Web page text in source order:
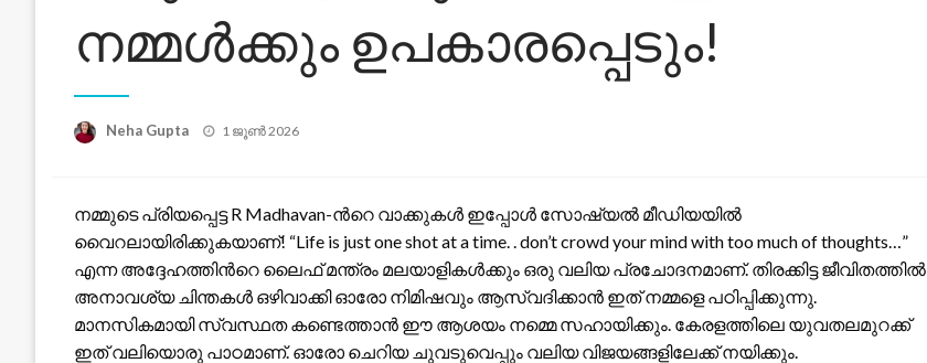
നമ്മൾക്കും ഉപകാരപ്പെടും!
Neha Gupta
Posted
1 ജൂൺ 2026
നമ്മുടെ പ്രിയപ്പെട്ട R Madhavan-ന്‍റെ വാക്കുകൾ ഇപ്പോൾ സോഷ്യൽ മീഡിയയിൽ
വൈറലായിരിക്കുകയാണ്! “Life is just one shot at a time. . don’t crowd your mind with too much of thoughts…”
എന്ന അദ്ദേഹത്തിന്‍റെ ലൈഫ് മന്ത്രം മലയാളികൾക്കും ഒരു വലിയ പ്രചോദനമാണ്. തിരക്കിട്ട ജീവിതത്തിൽ
അനാവശ്യ ചിന്തകൾ ഒഴിവാക്കി ഓരോ നിമിഷവും ആസ്വദിക്കാൻ ഇത് നമ്മളെ പഠിപ്പിക്കുന്നു.
മാനസികമായി സ്വസ്ഥത കണ്ടെത്താൻ ഈ ആശയം നമ്മെ സഹായിക്കും. കേരളത്തിലെ യുവതലമുറക്ക്
ഇത് വലിയൊരു പാഠമാണ്. ഓരോ ചെറിയ ചുവടുവെപ്പും വലിയ വിജയങ്ങളിലേക്ക് നയിക്കും.